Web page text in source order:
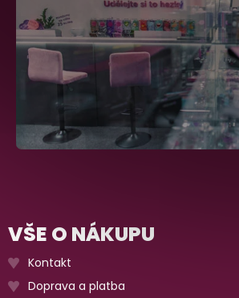
VŠE O NÁKUPU
Kontakt
Doprava a platba